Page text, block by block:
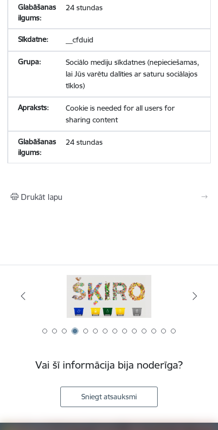
24 stundas
__cfduid
Sociālo mediju sīkdatnes (nepieciešamas,
lai Jūs varētu dalīties ar saturu sociālajos
tīklos)
Cookie is needed for all users for
sharing content
24 stundas
Drukāt lapu
Vai šī informācija bija noderīga?
Sniegt atsauksmi